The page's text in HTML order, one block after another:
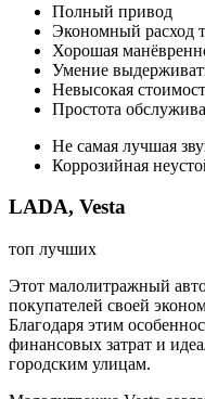
Полный привод
Экономный расход
Хорошая
Умение
Невысокая
Простота
Не самая лучшая
Коррозийная
LADA, Vesta
топ лучших
Этот малолитражный
покупателей своей
Благодаря этим
финансовых затрат и
городским улицам.